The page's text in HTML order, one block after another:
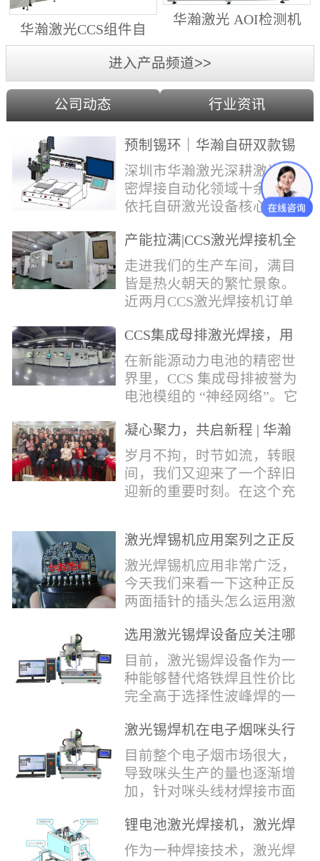
华瀚激光CCS组件自
动生产线（横向线）
华瀚激光 AOI检测机
（型号HA18DM6)
进入产品频道>>
公司动态 行业资讯
预制锡环｜华瀚自研双款锡
环机，实现焊点标准化量产
深圳市华瀚激光深耕激光精
密焊接自动化领域十余年，
依托自研激光设备核心技
环挤压成型机、多功能锡环
卷绕成型机，两套专业锡环
制备设备，预制标准化锡环
搭配激光定点熔锡工艺，从
方位解决精密电子量产焊接
痛点。预制锡环焊接工艺预
制锡环焊接工艺，核心优势
明显：1.锡料定量可控：锡
环设备提前卷绕/挤压成型，
每一枚锡环锡含量标准化，
激光一次性熔融，焊点大
小、锡厚高度统一...
产能拉满|CCS激光焊接机全
力量产冲刺
走进我们的生产车间，满目
皆是热火朝天的繁忙景象。
近两月CCS激光焊接机订单
和，全员火力全开，全力奔
赴交付节点，用硬核产能响
应市场需求，用严苛品质回
馈每一份客户信任。市场认
的技术、高效智能的生产优
势与零缺陷的品控标准，我
们的CCS激光焊接机持续斩
获大量订单，近两月产能全
开、排期紧凑，生产线有序
整机调试、性能检测到成品
CCS集成母排激光焊接，用
微米级工艺守护新能源电池
生命线
在新能源动力电池的精密世
界里，CCS 集成母排被誉为
电池模组的 “神经网络”。它
电，更承载着电压、温度信
号的实时采集，是连接电芯
与BMS电池管理系统的关键
桥梁。而连接这一切的，正
领域十余载，没有华丽的措
辞，只有最朴实的工艺呈
现，为客户解决实实在在的
落地生产难题。决定电池安
全的“微米关卡”随着新能源
汽车与储能市场爆发式增
凝心聚力，共启新程 | 华瀚
激光年度盛典
岁月不拘，时节如流，转眼
间，我们又迎来了一个辞旧
迎新的重要时刻。在这个充
堂，共同回顾了过去一年的
奋斗与辉煌，分享了成功的
喜悦，并对新的一年充满了
无限憧憬。回望过去，铭记
经理尹建中先生发表了振奋
人心的讲话。他首先对全体
员工在过去一年中的辛勤付
出和卓越贡献表示了最衷心
的感谢，并全面回顾了公司
在过去一年里取得的各项成
激光焊锡机应用案列之正反
两面插针焊接
激光焊锡机应用非常广泛，
今天我们来看一下这种正反
两面插针的插头怎么运用激
反两面都有插针的插头，其
焊接的方式还是有一定的难
点的，第一回流焊和自动烙
铁焊都不合适，因为对面一
会烫伤，在加上有干涉，烙
铁头不方便下去，目前在大
多数情况只能采用人工焊
接，目前人工成本贵，流动
性大，焊接的品质也难保
证。 但采用激光...
选用激光锡焊设备应关注哪
些方面
目前，激光锡焊设备作为一
种能够替代烙铁焊且性价比
完全高于选择性波峰焊的一
来越多的企业关注与使用，
那么在选择激光锡焊设备方
面应该关注哪几点哪？
其一，激光锡焊接设备上
动力核心部件，激光器肯定
是锡焊接设备最至关重要的
一环。目前作为激光锡焊接
激光锡焊机在电子烟咪头行
业的应用
目前整个电子烟市场很大，
导致咪头生产的量也逐渐增
加，针对咪头线材焊接市面
统烙铁焊接，优势价格便
宜，咪头焊接自动化生产线
锂电池激光焊接机，激光焊
锡机厂家如何选？
作为一种焊接技术，激光焊